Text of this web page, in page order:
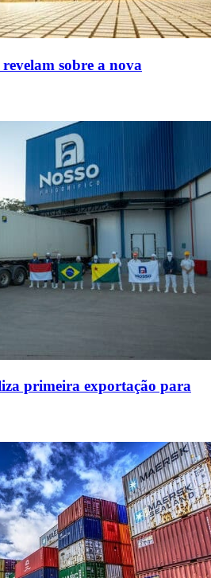
sobre a nova
primeira exportação para